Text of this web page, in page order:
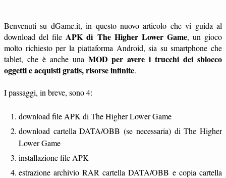
Benvenuti su dGame.it, in questo nuovo articolo che vi guida al
download del file APK di The Higher Lower Game, un gioco
molto richiesto per la piattaforma Android, sia su smartphone che
tablet, che è anche una MOD per avere i trucchi dei sblocco
oggetti e acquisti gratis, risorse infinite.
I passaggi, in breve, sono 4:
download file APK di The Higher Lower Game
download cartella DATA/OBB (se necessaria) di The Higher
Lower Game
installazione file APK
estrazione archivio RAR cartella DATA/OBB e copia cartella